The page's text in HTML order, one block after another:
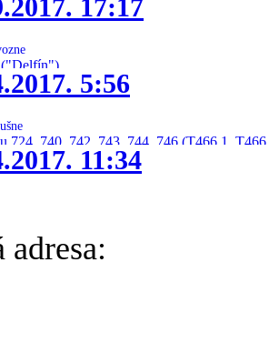
17:17
("Delfín")
5:56
724, 740, 742, 743, 744, 746 (T466.1,
11:34